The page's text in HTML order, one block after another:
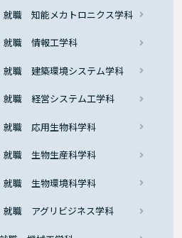
職 知能メカトロニクス学科
就職 情報工学科
職 建築環境システム学科
職 経営システム工学科
職 応用生物科学科
職 生物生産科学科
職 生物環境科学科
職 アグリビジネス学科